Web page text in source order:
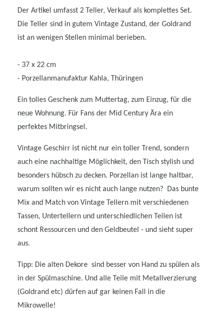
Der Artikel umfasst 2 Teller, Verkauf als komplettes Set.
Die Teller sind in gutem Vintage Zustand, der Goldrand
ist an wenigen Stellen minimal berieben.
- 37 x 22 cm
- Porzellanmanufaktur Kahla, Thüringen
Ein tolles Geschenk zum Muttertag, zum Einzug, für die
neue Wohnung. Für Fans der Mid Century Ära ein
perfektes Mitbringsel.
Vintage Geschirr ist nicht nur ein toller Trend, sondern
auch eine nachhaltige Möglichkeit, den Tisch stylish und
besonders hübsch zu decken. Porzellan ist lange haltbar,
warum sollten wir es nicht auch lange nutzen? Das bunte
Mix and Match von Vintage Tellern mit verschiedenen
Tassen, Untertellern und unterschiedlichen Teilen ist
schont Ressourcen und den Geldbeutel - und sieht super
aus.
Tipp: Die alten Dekore sind besser von Hand zu spülen als
in der Spülmaschine. Und alle Teile mit Metallverzierung
(Goldrand etc) dürfen auf gar keinen Fall in die
Mikrowelle!